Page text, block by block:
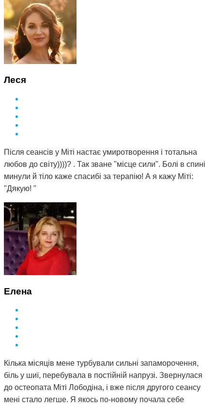
Леся
Після сеансів у Міті настає умиротворення і тотальна
любов до світу))))? . Так зване "місце сили". Болі в спині
минули й тіло каже спасибі за терапію! А я кажу Міті:
"Дякую! "
Елена
Кілька місяців мене турбували сильні запаморочення,
біль у шиї, перебувала в постійній напрузі. Звернулася
до остеопата Міті Лободіна, і вже після другого сеансу
мені стало легше. Я якось по-новому почала себе